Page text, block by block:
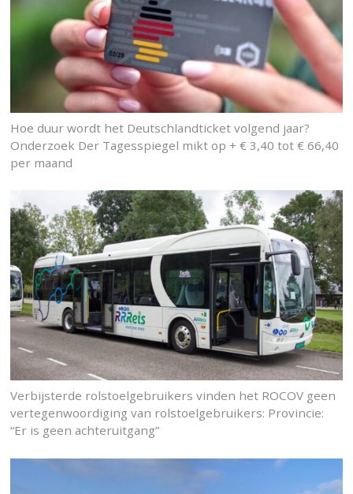
Hoe duur wordt het Deutschlandticket volgend jaar?
Onderzoek Der Tagesspiegel mikt op + € 3,40 tot € 66,40
per maand
Verbijsterde rolstoelgebruikers vinden het ROCOV geen
vertegenwoordiging van rolstoelgebruikers: Provincie:
“Er is geen achteruitgang”